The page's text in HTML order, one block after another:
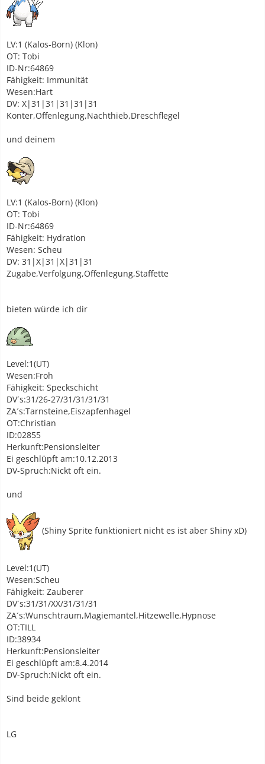
LV:1 (Kalos-Born) (Klon)
OT: Tobi
ID-Nr:64869
Fähigkeit: Immunität
Wesen:Hart
DV: X|31|31|31|31|31
Konter,Offenlegung,Nachthieb,Dreschflegel
und deinem
LV:1 (Kalos-Born) (Klon)
OT: Tobi
ID-Nr:64869
Fähigkeit: Hydration
Wesen: Scheu
DV: 31|X|31|X|31|31
Zugabe,Verfolgung,Offenlegung,Staffette
bieten würde ich dir
Level:1(UT)
Wesen:Froh
Fähigkeit: Speckschicht
DV´s:31/26-27/31/31/31/31
ZA´s:Tarnsteine,Eiszapfenhagel
OT:Christian
ID:02855
Herkunft:Pensionsleiter
Ei geschlüpft am:10.12.2013
DV-Spruch:Nickt oft ein.
und
(Shiny Sprite funktioniert nicht es ist aber Shiny xD)
Level:1(UT)
Wesen:Scheu
Fähigkeit: Zauberer
DV´s:31/31/XX/31/31/31
ZA´s:Wunschtraum,Magiemantel,Hitzewelle,Hypnose
OT:TILL
ID:38934
Herkunft:Pensionsleiter
Ei geschlüpft am:8.4.2014
DV-Spruch:Nickt oft ein.
Sind beide geklont
LG